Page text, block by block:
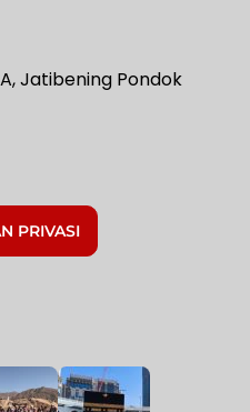
Jatibening Pondok
PRIVASI